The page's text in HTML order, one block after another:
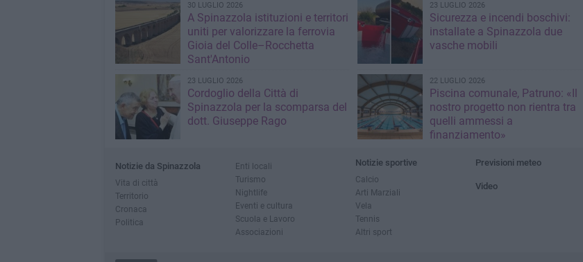
30 LUGLIO 2026
A Spinazzola istituzioni e territori
uniti per valorizzare la ferrovia
Gioia del Colle–Rocchetta
Sant'Antonio
23 LUGLIO 2026
Sicurezza e incendi boschivi:
installate a Spinazzola due
vasche mobili
23 LUGLIO 2026
Cordoglio della Città di
Spinazzola per la scomparsa del
dott. Giuseppe Rago
22 LUGLIO 2026
Piscina comunale, Patruno: «Il
nostro progetto non rientra tra
quelli ammessi a
finanziamento»
Notizie da Spinazzola
Vita di città
Territorio
Cronaca
Politica
Enti locali
Turismo
Nightlife
Eventi e cultura
Scuola e Lavoro
Associazioni
Notizie sportive
Calcio
Arti Marziali
Vela
Tennis
Altri sport
Previsioni meteo
Video